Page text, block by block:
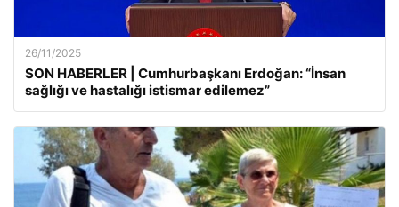
26/11/2025
SON HABERLER | Cumhurbaşkanı Erdoğan: “İnsan
sağlığı ve hastalığı istismar edilemez”